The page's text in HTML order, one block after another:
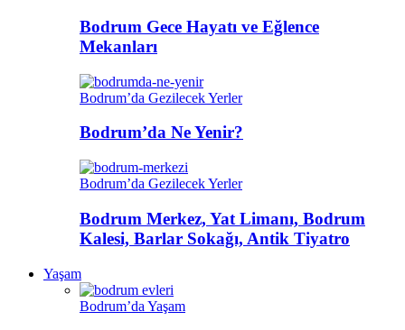
Bodrum Gece Hayatı ve Eğlence
Mekanları
Bodrum’da Gezilecek Yerler
Bodrum’da Ne Yenir?
Bodrum’da Gezilecek Yerler
Bodrum Merkez, Yat Limanı, Bodrum
Kalesi, Barlar Sokağı, Antik Tiyatro
Yaşam
Bodrum’da Yaşam